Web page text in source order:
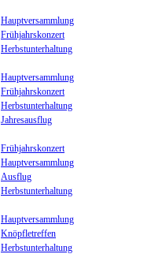
Hauptversammlung
Frühjahrskonzert
Herbstunterhaltung
Hauptversammlung
Frühjahrskonzert
Herbstunterhaltung
Jahresausflug
Frühjahrskonzert
Hauptversammlung
Ausflug
Herbstunterhaltung
Hauptversammlung
Knöpfletreffen
Herbstunterhaltung